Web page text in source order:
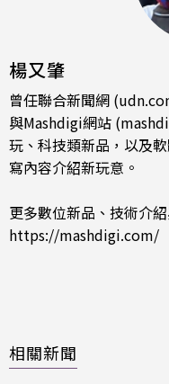
楊又肇
曾任聯合新聞網
與Mashdigi網站
玩、科技類新品，以及
寫內容介紹新玩意。
更多數位新品、技術介
https://mashdigi.com/
相關新聞